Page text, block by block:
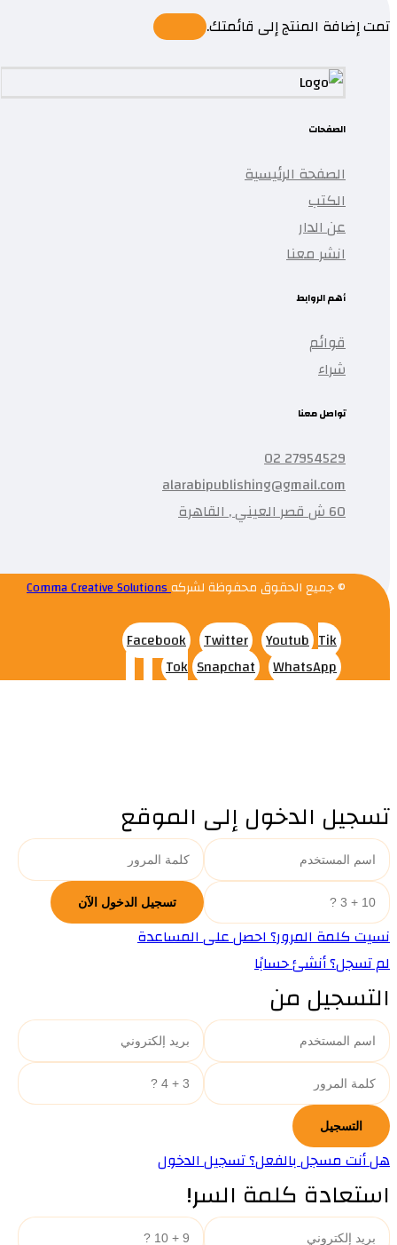
تمت إضافة المنتج إلى قائمتك.
الصفحات
الصفحة الرئيسية
الكتب
عن الدار
انشر معنا
أهم الروابط
قوائم
شراء
تواصل معنا
27954529 02
alarabipublishing@gmail.com
60 ش قصر العيني , القاهرة
© جميع الحقوق محفوظة لشركهComma Creative Solutions
Facebook Twitter Youtub Tik
Tok Snapchat WhatsApp
تسجيل الدخول إلى الموقع
نسيت كلمة المرور؟ احصل على المساعدة
لم تسجل؟ أنشئ حسابًا
التسجيل من
هل أنت مسجل بالفعل؟ تسجيل الدخول
استعادة كلمة السر!